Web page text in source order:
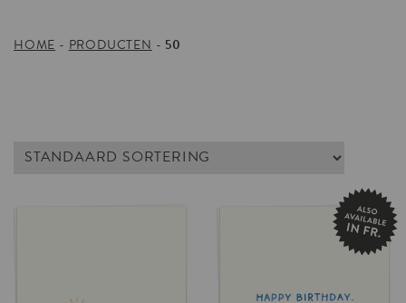
HOME - PRODUCTEN - 50